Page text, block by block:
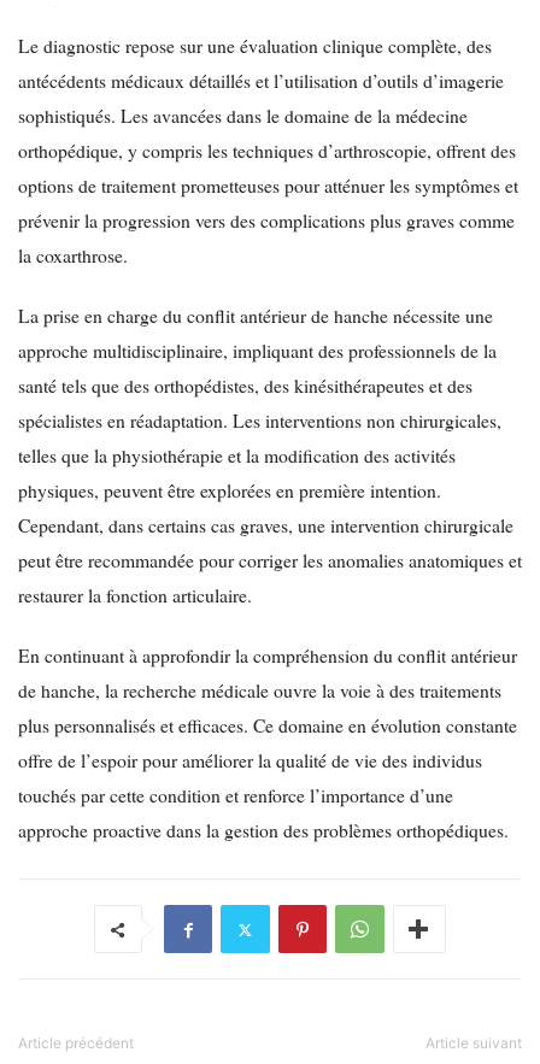
Le diagnostic repose sur une évaluation clinique complète, des
antécédents médicaux détaillés et l’utilisation d’outils d’imagerie
sophistiqués. Les avancées dans le domaine de la médecine
orthopédique, y compris les techniques d’arthroscopie, offrent des
options de traitement prometteuses pour atténuer les symptômes et
prévenir la progression vers des complications plus graves comme
la coxarthrose.
La prise en charge du conflit antérieur de hanche nécessite une
approche multidisciplinaire, impliquant des professionnels de la
santé tels que des orthopédistes, des kinésithérapeutes et des
spécialistes en réadaptation. Les interventions non chirurgicales,
telles que la physiothérapie et la modification des activités
physiques, peuvent être explorées en première intention.
Cependant, dans certains cas graves, une intervention chirurgicale
peut être recommandée pour corriger les anomalies anatomiques et
restaurer la fonction articulaire.
En continuant à approfondir la compréhension du conflit antérieur
de hanche, la recherche médicale ouvre la voie à des traitements
plus personnalisés et efficaces. Ce domaine en évolution constante
offre de l’espoir pour améliorer la qualité de vie des individus
touchés par cette condition et renforce l’importance d’une
approche proactive dans la gestion des problèmes orthopédiques.
Article précédent Article suivant